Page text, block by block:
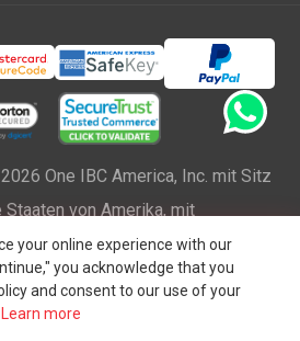
your online experience with our
you acknowledge that you
and consent to our use of your
Learn more
One IBC America, Inc. mit Sitz
von Amerika, mit
Mitgliedsfirma des One IBC
und separaten juristischen
IBC®Group ("